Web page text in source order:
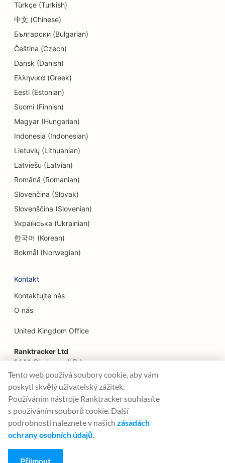
SEO pro obchody s koblihami
SEO pro elektrikáře
SEO pro obchody s elektronikou
SEO pro strojírenské firmy
SEO pro zábavu a rekreaci
SEO pro únikové místnosti
EO pro etnické restaurace
SEO pro restaurace Farm-to-Table
SEO pro rodinné restaurace
SEO pro finanční plánovače
SEO pro květinářství
SEO pro restaurace Fine Dining
SEO pro potravinářské dvory
SEO pro francouzské cukrárny
SEO pro Food Trucks
SEO pro prodejny nábytku
SEO pro všeobecné zubní lékaře (DDS nebo
DMD)
Türkçe (Turkish)
中文 (Chinese)
Български (Bulgarian)
Čeština (Czech)
Dansk (Danish)
Ελληνικά (Greek)
Eesti (Estonian)
Suomi (Finnish)
Magyar (Hungarian)
Indonesia (Indonesian)
Lietuvių (Lithuanian)
Latviešu (Latvian)
Română (Romanian)
Slovenčina (Slovak)
Slovenščina (Slovenian)
Українська (Ukrainian)
한국어 (Korean)
Bokmål (Norwegian)
Kontakt
Kontaktujte nás
O nás
United Kingdom Office
Ranktracker Ltd
144A Clerkenwell Rd
London, EC1R 5DF
Company No: 08820809
felix@ranktracker.com
2015 -2026© Ranktracker. All Rights Reserved.
Tento web používá soubory cookie, aby vám
poskytl skvělý uživatelský zážitek.
Používáním nástroje Ranktracker souhlasíte
s používáním souborů cookie. Další
podrobnosti naleznete v našich zásadách
ochrany osobních údajů.
Přijmout